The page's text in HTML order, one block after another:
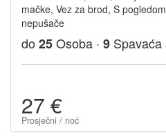
mačke, Vez za brod, S
nepušače
do 25Osoba · 9 Spavaća
27 €
Prosječni / noć